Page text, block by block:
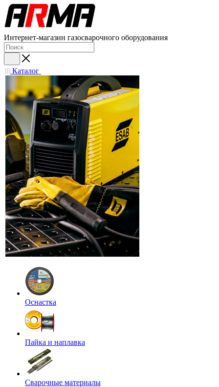
Интернет-магазин газосварочного оборудования
Каталог
Оснастка
Пайка и наплавка
Сварочные материалы